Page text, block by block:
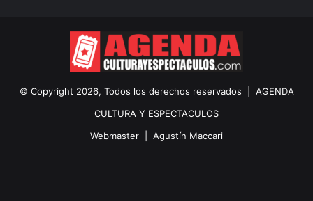
© Copyright 2026, Todos los derechos reservados | AGENDA
CULTURA Y ESPECTACULOS
Webmaster | Agustín Maccari